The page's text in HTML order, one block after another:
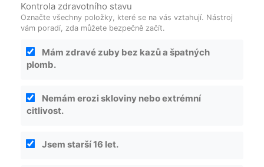
Kontrola zdravotního stavu
Označte všechny položky, které se na vás vztahují. Nástroj
vám poradí, zda můžete bezpečně začít.
Mám zdravé zuby bez kazů a špatných
plomb.
Nemám erozi skloviny nebo extrémní
citlivost.
Jsem starší 16 let.